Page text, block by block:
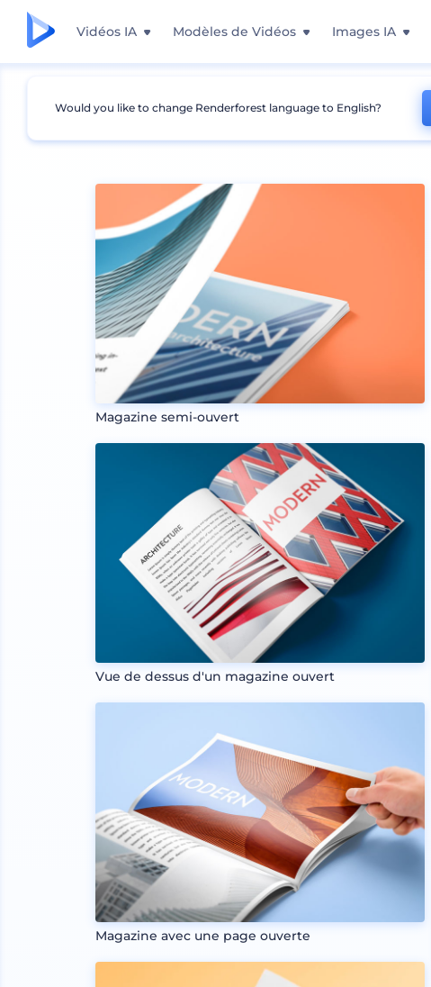
Vidéos IA Modèles de Vidéos Images IA
Mockups Impréssion Mockup de magazine
Magazine semi-ouvert
Vue de dessus d'un magazine ouvert
Magazine avec une page ouverte
Would you like to change Renderforest language to English?